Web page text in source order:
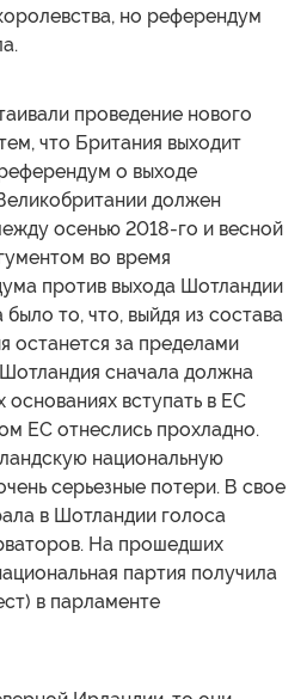
но референдум
проведение нового
что Британия выходит
о выходе
должен
осенью 2018-го и весной
во время
против выхода Шотландии
то, что, выйдя из состава
останется за пределами
сначала должна
вступать в ЕС
ЕС отнеслись прохладно.
национальную
серьезные потери. В свое
в Шотландии голоса
На прошедших
партия получила
в парламенте